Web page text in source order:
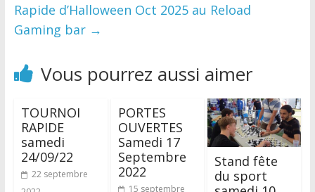
Rapide d’Halloween Oct 2025 au Reload
Gaming bar →
Vous pourrez aussi aimer
TOURNOI
RAPIDE
samedi
24/09/22
22 septembre
PORTES
OUVERTES
Samedi 17
Septembre
2022
15 septembre
Stand fête
du sport